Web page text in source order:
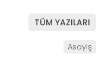
TÜM YAZILARI
Asayiş